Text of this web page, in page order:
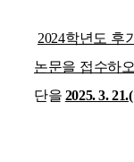
2024학년도 후
논문을 접수하
단을 2025. 3.